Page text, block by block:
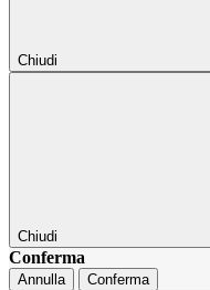
Chiudi
Chiudi
Conferma
Annulla Conferma